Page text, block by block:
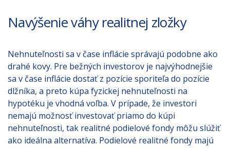
Navýšenie váhy realitnej zložky
Nehnuteľnosti sa v čase inflácie správajú podobne ako
drahé kovy. Pre bežných investorov je najvýhodnejšie
sa v čase inflácie dostať z pozície sporiteľa do pozície
dlžníka, a preto kúpa fyzickej nehnuteľnosti na
hypotéku je vhodná voľba. V prípade, že investori
nemajú možnosť investovať priamo do kúpi
nehnuteľnosti, tak realitné podielové fondy môžu slúžiť
ako ideálna alternatíva. Podielové realitné fondy majú